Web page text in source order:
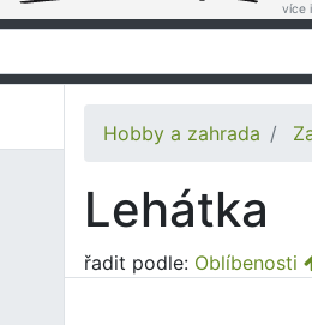
více
Hobby a zahrada
Lehátka
řadit podle: Oblíbenosti